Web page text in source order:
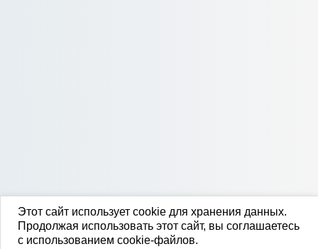
Этот сайт использует cookie для хранения данных.
Продолжая использовать этот сайт, вы соглашаетесь
с использованием cookie-файлов.